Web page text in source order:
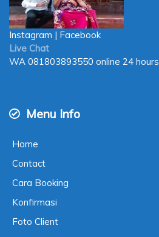
Instagram | Facebook
Live Chat
WA 081803893550 online 24 hours
Menu Info
Home
Contact
Cara Booking
Konfirmasi
Foto Client